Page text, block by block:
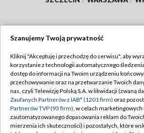
TVP
Abonament TVP
Emisja w TVP
Centrum informacji TVP
Naziemna Telewizja Cyfrowa
Regulamin TVP
Polityka
Moje zgody
Szanujemy Twoją prywatność
Kliknij "Akceptuję i przechodzę do serwisu", aby
korzystanie z technologii automatycznego
dostęp do informacji na Twoim urządzeniu
przechowywanie oraz na przetwarzanie Twoich
nas, czyli Telewizję Polską S.A. w likwidacji (zwaną
Zaufanych Partnerów z IAB* (1201 firm) oraz
Partnerów TVP (93 firm), w celach marketingowych
zautomatyzowanego dopasowania reklam do
mierzenia ich skuteczności) i pozostałych, które